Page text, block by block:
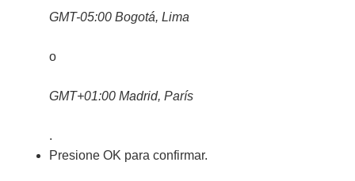
GMT-05:00 Bogotá, Lima
o
GMT+01:00 Madrid, París
.
Presione OK para confirmar.